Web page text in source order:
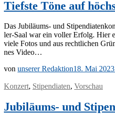
Tiefste Töne auf
Das Ju­­bi­lä­ums- und
ler-Saal war ein vol­ler Er­folg. Hier
vie­le Fo­tos und aus recht­li­chen
nes Video…
von unserer Redaktion18. Mai 2023
Konzert, Stipendiaten, Vorschau
Jubiläums- und